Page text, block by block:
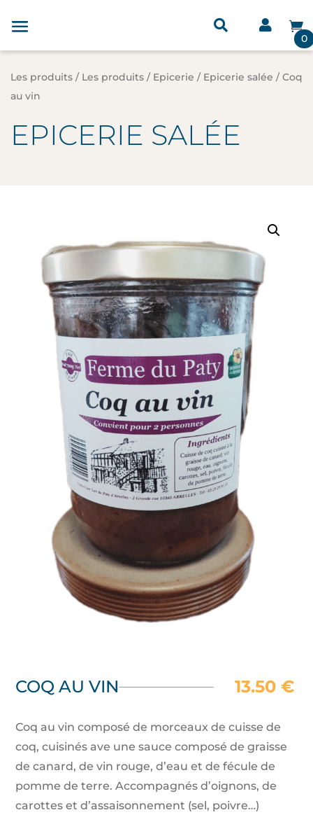

0


Les produits / Les produits / Epicerie / Epicerie salée / Coq
au vin
EPICERIE SALÉE
COQ AU VIN
Coq au vin composé de morceaux de cuisse de
coq, cuisinés ave une sauce composé de graisse
de canard, de vin rouge, d’eau et de fécule de
pomme de terre. Accompagnés d’oignons, de
carottes et d’assaisonnement (sel, poivre…)
13.50 €